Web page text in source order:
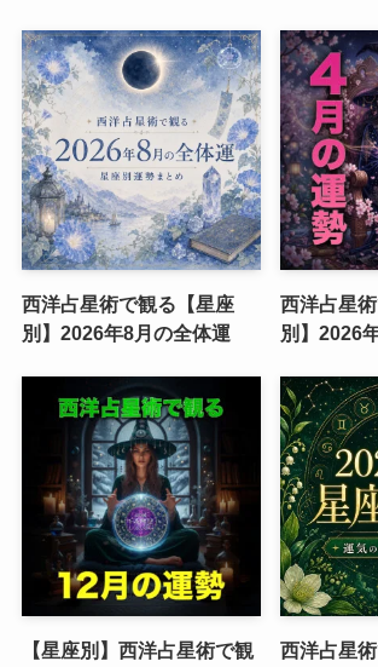
西洋占星術で観る【星座
別】2026年8月の全体運
西洋占星
別】2026
【星座別】西洋占星術で観
西洋占星